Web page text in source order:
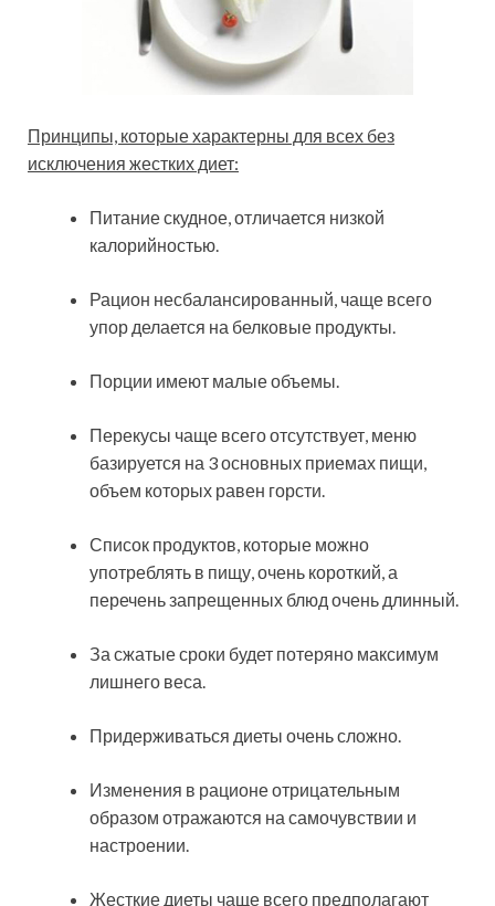
Принципы, которые характерны для всех без
исключения жестких диет:
Питание скудное, отличается низкой
калорийностью.
Рацион несбалансированный, чаще всего
упор делается на белковые продукты.
Порции имеют малые объемы.
Перекусы чаще всего отсутствует, меню
базируется на 3 основных приемах пищи,
объем которых равен горсти.
Список продуктов, которые можно
употреблять в пищу, очень короткий, а
перечень запрещенных блюд очень длинный.
За сжатые сроки будет потеряно максимум
лишнего веса.
Придерживаться диеты очень сложно.
Изменения в рационе отрицательным
образом отражаются на самочувствии и
настроении.
Жесткие диеты чаще всего предполагают